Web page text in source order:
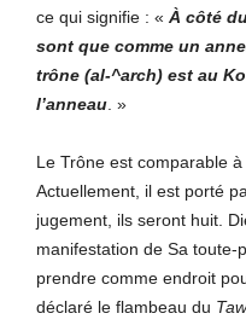
ce qui signifie : « À côté
sont que comme un
trône (al-^arch) est au
l’anneau. »
Le Trône est comparable
Actuellement, il est porté
jugement, ils seront huit.
manifestation de Sa toute-
prendre comme endroit
déclaré le flambeau du Taw